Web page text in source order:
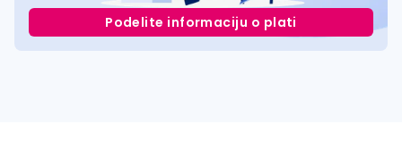
Podelite informaciju o plati